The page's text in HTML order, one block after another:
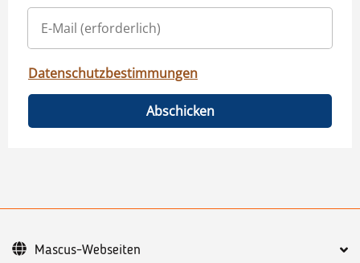
Datenschutzbestimmungen
Abschicken
Mascus-Webseiten